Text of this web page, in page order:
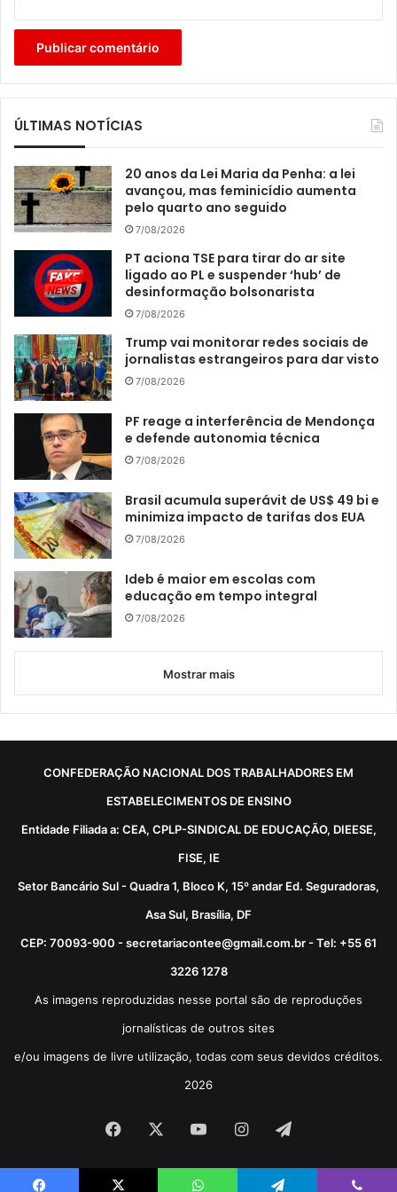
ÚLTIMAS NOTÍCIAS
20 anos da Lei Maria da Penha: a lei
avançou, mas feminicídio aumenta
pelo quarto ano seguido
7/08/2026
PT aciona TSE para tirar do ar site
ligado ao PL e suspender ‘hub’ de
desinformação bolsonarista
7/08/2026
Trump vai monitorar redes sociais de
jornalistas estrangeiros para dar visto
7/08/2026
PF reage a interferência de Mendonça
e defende autonomia técnica
7/08/2026
Brasil acumula superávit de US$ 49 bi e
minimiza impacto de tarifas dos EUA
7/08/2026
Ideb é maior em escolas com
educação em tempo integral
7/08/2026
Mostrar mais
CONFEDERAÇÃO NACIONAL DOS TRABALHADORES EM
ESTABELECIMENTOS DE ENSINO
Entidade Filiada a: CEA, CPLP-SINDICAL DE EDUCAÇÃO, DIEESE,
FISE, IE
Setor Bancário Sul - Quadra 1, Bloco K, 15º andar Ed. Seguradoras,
Asa Sul, Brasília, DF
CEP: 70093-900 - secretariacontee@gmail.com.br - Tel: +55 61
3226 1278
As imagens reproduzidas nesse portal são de reproduções
jornalísticas de outros sites
e/ou imagens de livre utilização, todas com seus devidos créditos.
2026
Facebook YouTubeInstagram